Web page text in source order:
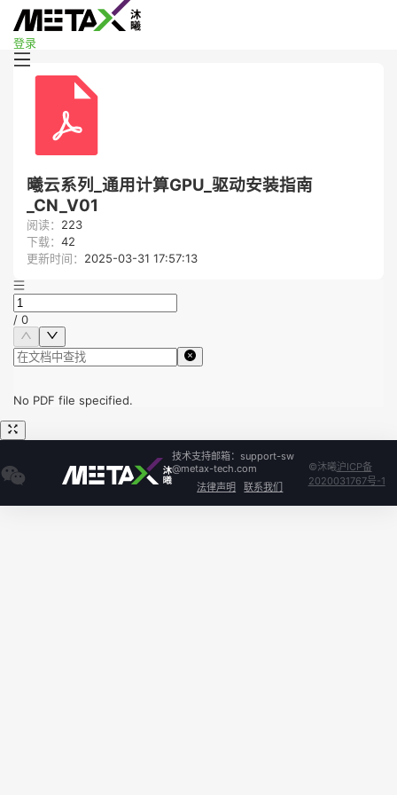
登录
曦云系列_通用计算GPU_驱动安装指南
_CN_V01
阅读： 223
下载： 42
更新时间： 2025-03-31 17:57:13
/ 0
No PDF file specified.
技术支持邮箱：support-sw
@metax-tech.com
法律声明
联系我们
©沐曦沪ICP备
2020031767号-1